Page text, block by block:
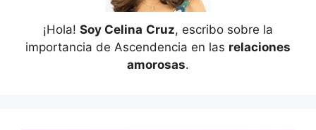
¡Hola! Soy Celina Cruz, escribo sobre la
importancia de Ascendencia en las relaciones
amorosas.